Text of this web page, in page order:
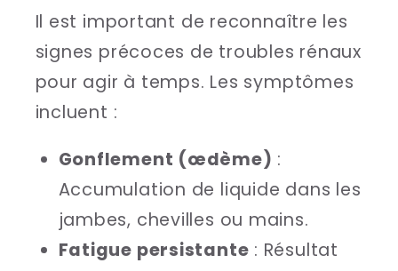
Il est important de reconnaître les
signes précoces de troubles rénaux
pour agir à temps. Les symptômes
incluent :
Gonflement (œdème) :
Accumulation de liquide dans les
jambes, chevilles ou mains.
Fatigue persistante : Résultat